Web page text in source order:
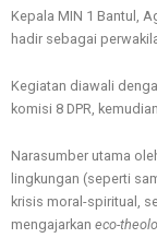
Kepala MIN 1 Bantul,
hadir sebagai
Kegiatan diawali
komisi 8 DPR,
Narasumber utama
lingkungan (seperti
krisis moral-spiritual,
mengajarkan eco-